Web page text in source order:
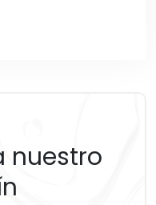
nuestro